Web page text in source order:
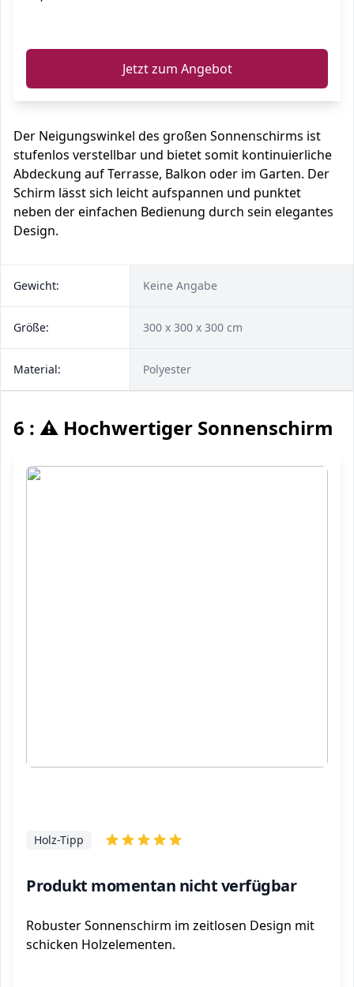
Jetzt zum Angebot
Der Neigungswinkel des großen Sonnenschirms ist
stufenlos verstellbar und bietet somit kontinuierliche
Abdeckung auf Terrasse, Balkon oder im Garten. Der
Schirm lässt sich leicht aufspannen und punktet
neben der einfachen Bedienung durch sein elegantes
Design.
Gewicht: Keine Angabe
Größe: 300 x 300 x 300 cm
Material: Polyester
6 : ⚠️ Hochwertiger Sonnenschirm
Produkt momentan nicht verfügbar
Holz-Tipp
Robuster Sonnenschirm im zeitlosen Design mit
schicken Holzelementen.